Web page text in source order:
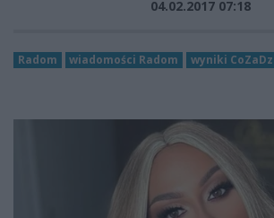
04.02.2017 07:18
Radom wiadomości Radom wyniki